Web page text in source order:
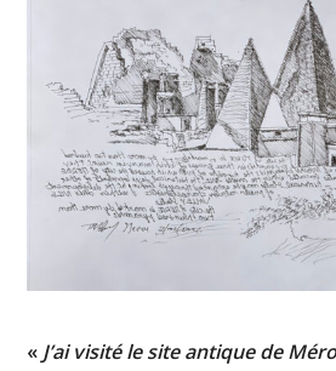
« J’ai visité le site antique de